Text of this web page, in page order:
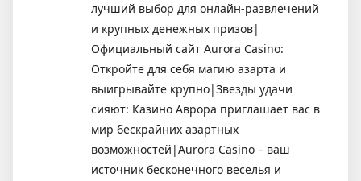
лучший выбор для онлайн-развлечений
и крупных денежных призов|
Официальный сайт Aurora Casino:
Откройте для себя магию азарта и
выигрывайте крупно|Звезды удачи
сияют: Казино Аврора приглашает вас в
мир бескрайних азартных
возможностей|Aurora Casino – ваш
источник бесконечного веселья и